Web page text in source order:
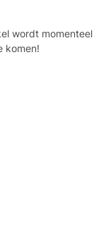
wordt momenteel
komen!